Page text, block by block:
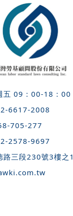
五 09：00-18：00
6617-2008
705-277
2578-9697
路三段230號3樓之1